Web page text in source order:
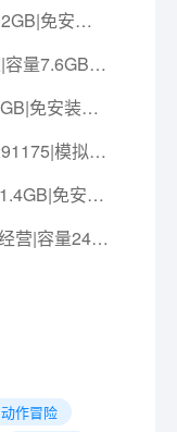
原谅我父亲 v1.1|动作冒险|容量4.2GB|免安装绿色中文版|支持键盘.鼠标.手柄
争分夺秒 Build.385319|赛车竞速|容量7.6GB|免安装绿色中文版|支持键盘.鼠标.手柄
物理层 v1.0f10|射击动作|容量1.2GB|免安装绿色中文版|支持键盘.鼠标.手柄
迷你空管/Mini Airways Build.17291175|模拟经营|容量1GB|免安装绿色中文版|支持键盘.鼠标
原子之心 开发版|射击动作|容量81.4GB|免安装绿色中文版|支持键盘.鼠标.手柄
求生岛：不老泉传说 v1527|模拟经营|容量24.3GB|免安装绿色中文版|支持键盘.鼠标.手柄
动作冒险